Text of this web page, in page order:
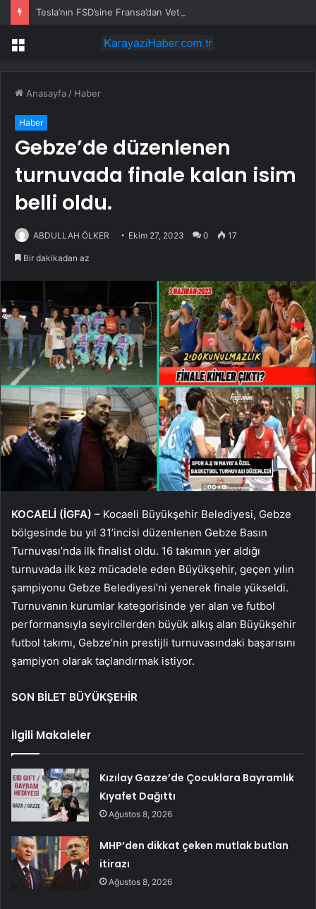
Menü
Anasayfa / Haber
Haber
Gebze’de düzenlenen
turnuvada finale kalan isim
belli oldu.
ABDULLAH ÖLKER Ekim 27, 2023 0 17
Bir dakikadan az
KOCAELİ (İGFA) – Kocaeli Büyükşehir Belediyesi, Gebze
bölgesinde bu yıl 31’incisi düzenlenen Gebze Basın
Turnuvası’nda ilk finalist oldu. 16 takımın yer aldığı
turnuvada ilk kez mücadele eden Büyükşehir, geçen yılın
şampiyonu Gebze Belediyesi’ni yenerek finale yükseldi.
Turnuvanın kurumlar kategorisinde yer alan ve futbol
performansıyla seyircilerden büyük alkış alan Büyükşehir
futbol takımı, Gebze’nin prestijli turnuvasındaki başarısını
şampiyon olarak taçlandırmak istiyor.
SON BİLET BÜYÜKŞEHİR
İlgili Makaleler
Kızılay Gazze’de Çocuklara Bayramlık
Kıyafet Dağıttı
Ağustos 8, 2026
MHP’den dikkat çeken mutlak butlan
itirazı
Ağustos 8, 2026